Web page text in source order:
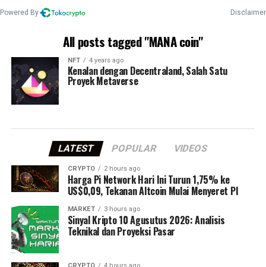
Powered By Disclaimer
All posts tagged "MANA coin"
NFT 4 years ago
Kenalan dengan Decentraland, Salah Satu
Proyek Metaverse
LATEST POPULAR VIDEOS
CRYPTO 2 hours ago
Harga Pi Network Hari Ini Turun 1,75% ke
US$0,09, Tekanan Altcoin Mulai Menyeret PI
MARKET 3 hours ago
Sinyal Kripto 10 Agusutus 2026: Analisis
Teknikal dan Proyeksi Pasar
CRYPTO 4 hours ago